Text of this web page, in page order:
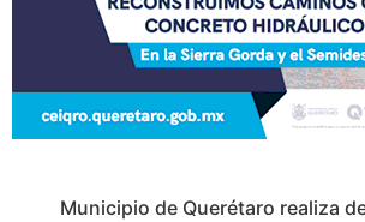
Municipio de Querétaro realiza